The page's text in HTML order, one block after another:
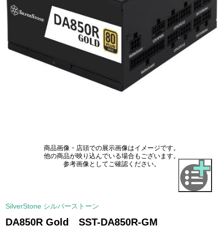
商品画像・店頭での展示画像はイメージです。
他の商品が映り込んでいる場合もございます。
参考画像としてご確認ください。
SilverStone シルバーストーン
DA850R Gold SST-DA850R-GM